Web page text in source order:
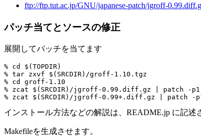
ftp://ftp.tut.ac.jp/GNU/japanese-patch/jgroff-
パッチ当てとソースの修正
展開してパッチを当てます
% cd $(TOPDIR)
% tar zxvf $(SRCDIR)/groff-1.10.tgz
% cd groff-1.10
% zcat $(SRCDIR)/jgroff-0.99.diff.gz | patch -p1
インストール方法などの解説は、README.jp に記述
Makefileを生成させます。